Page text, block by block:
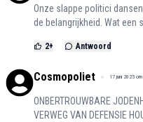
Onze slappe politici
de belangrijkheid. Wat een
2+ Antwoord
Cosmopoliet 17 juni 2025
ONBERTROUWBARE
VERWEG VAN DEFENSIE